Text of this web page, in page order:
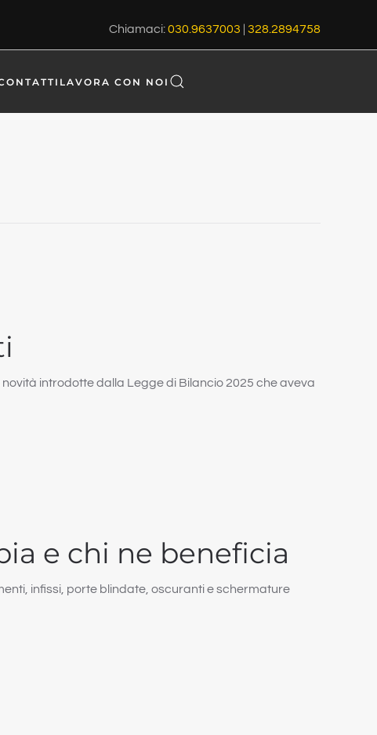
Chiamaci:030.9637003 | 328.2894758
LAVORA CON NOI
introdotte dalla Legge di Bilancio 2025 che aveva
e chi ne beneficia
infissi, porte blindate, oscuranti e schermature